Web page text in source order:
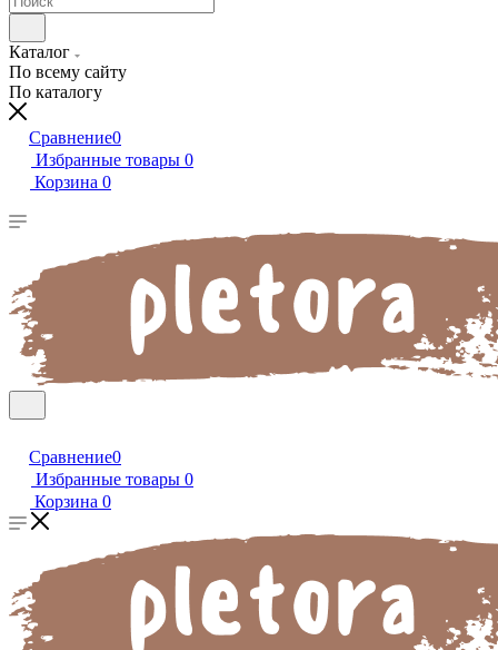
Каталог
По всему сайту
По каталогу
Сравнение0
Избранные товары 0
Корзина 0
Сравнение0
Избранные товары 0
Корзина 0